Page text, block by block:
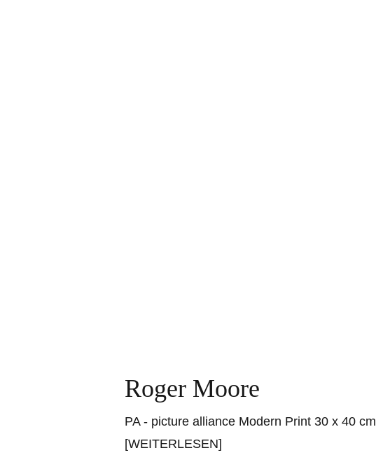
Roger Moore
PA - picture alliance Modern Print 30 x 40 cm
[WEITERLESEN]